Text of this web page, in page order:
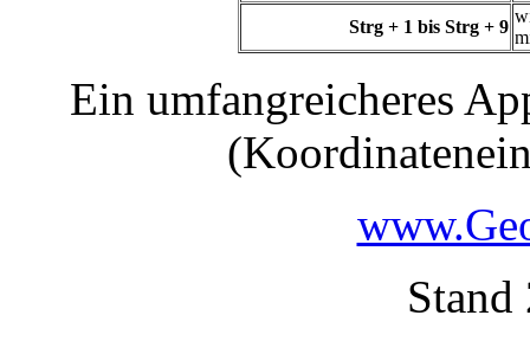
Strg + 1 bis Strg + 9
Ein umfangreicheres